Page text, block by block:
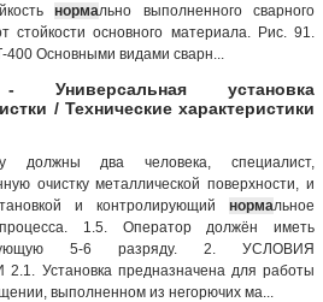
нормально выполненного сварного
стойкости основного материала. Рис. 91.
Основными видами сварн...
установка
/ Технические характеристики
должны два человека, специалист,
очистку металлической поверхности, и
и контролирующий нормальное
процесса. 1.5. Оператор должён иметь
5-6 разряду. 2. УСЛОВИЯ
Установка предназначена для работы
выполненном из негорючих ма...